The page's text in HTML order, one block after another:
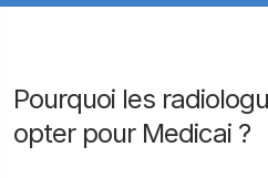
Pourquoi les
opter pour Medicai ?